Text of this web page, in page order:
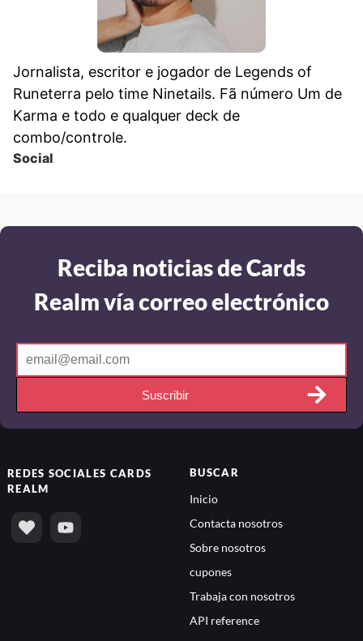
Jornalista, escritor e jogador de Legends of
Runeterra pelo time Ninetails. Fã número Um de
Karma e todo e qualquer deck de
combo/controle.
Social
Reciba noticias de Cards
Realm vía correo electrónico
Suscribir
REDES SOCIALES CARDS
REALM
BUSCAR
Inicio
Contacta nosotros
Sobre nosotros
cupones
Trabaja con nosotros
API reference